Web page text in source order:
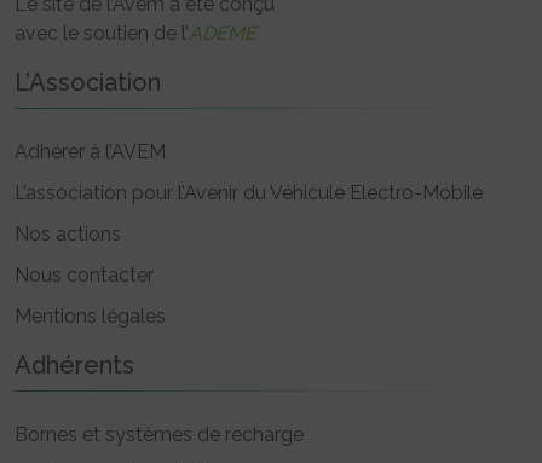
avec le soutien de l’ADEME
L’Association
Adhérer à l’AVEM
L’association pour l’Avenir du Véhicule Electro-Mobile
Nos actions
Nous contacter
Mentions légales
Adhérents
Bornes et systèmes de recharge